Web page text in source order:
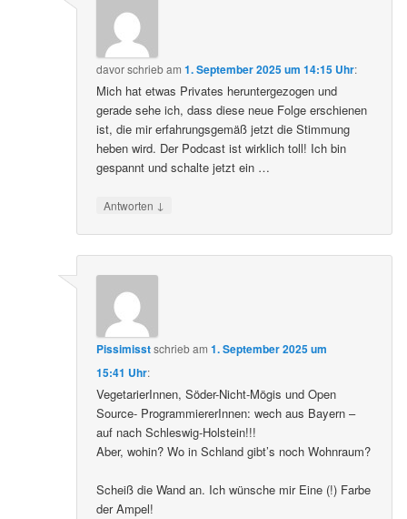
davorschriebam1. September 2025 um 14:15 Uhr:
Mich hat etwas Privates heruntergezogen und
gerade sehe ich, dass diese neue Folge erschienen
ist, die mir erfahrungsgemäß jetzt die Stimmung
heben wird. Der Podcast ist wirklich toll! Ich bin
gespannt und schalte jetzt ein …
Antworten ↓
Pissimisstschriebam1. September 2025 um
15:41 Uhr:
VegetarierInnen, Söder-Nicht-Mögis und Open
Source- ProgrammiererInnen: wech aus Bayern –
auf nach Schleswig-Holstein!!!
Aber, wohin? Wo in Schland gibt’s noch Wohnraum?
Scheiß die Wand an. Ich wünsche mir Eine (!) Farbe
der Ampel!